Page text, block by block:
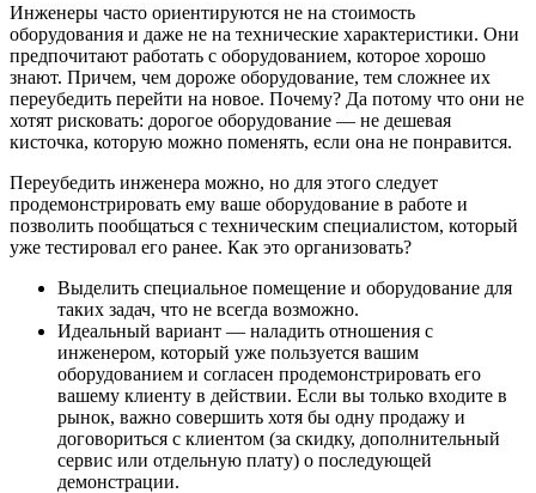
Инженеры часто ориентируются не на стоимость
оборудования и даже не на технические характеристики. Они
предпочитают работать с оборудованием, которое хорошо
знают. Причем, чем дороже оборудование, тем сложнее их
переубедить перейти на новое. Почему? Да потому что они не
хотят рисковать: дорогое оборудование — не дешевая
кисточка, которую можно поменять, если она не понравится.
Переубедить инженера можно, но для этого следует
продемонстрировать ему ваше оборудование в работе и
позволить пообщаться с техническим специалистом, который
уже тестировал его ранее. Как это организовать?
Выделить специальное помещение и оборудование для
таких задач, что не всегда возможно.
Идеальный вариант — наладить отношения с
инженером, который уже пользуется вашим
оборудованием и согласен продемонстрировать его
вашему клиенту в действии. Если вы только входите в
рынок, важно совершить хотя бы одну продажу и
договориться с клиентом (за скидку, дополнительный
сервис или отдельную плату) о последующей
демонстрации.